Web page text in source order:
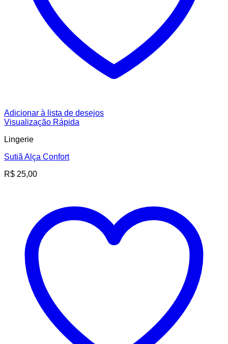
Adicionar à lista de desejos
Visualização Rápida
Lingerie
Sutiã Alça Confort
R$ 25,00